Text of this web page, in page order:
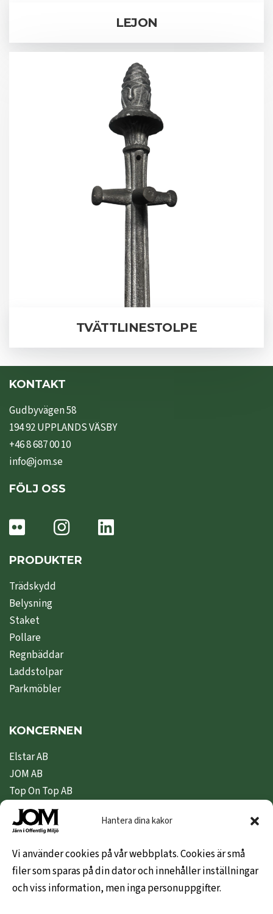
Hantera dina kakor
Vi använder cookies på vår webbplats. Cookies är små
filer som sparas på din dator och innehåller inställningar
och viss information, men inga personuppgifter.
LEJON
TVÄTTLINESTOLPE
KONTAKT
Gudbyvägen 58
194 92 UPPLANDS VÄSBY
+46 8 687 00 10
info@jom.se
FÖLJ OSS
PRODUKTER
Trädskydd
Belysning
Staket
Pollare
Regnbäddar
Laddstolpar
Parkmöbler
KONCERNEN
Elstar AB
JOM AB
Top On Top AB
Nipeda AB
Nivex Topsafe AB
KUNDINFO